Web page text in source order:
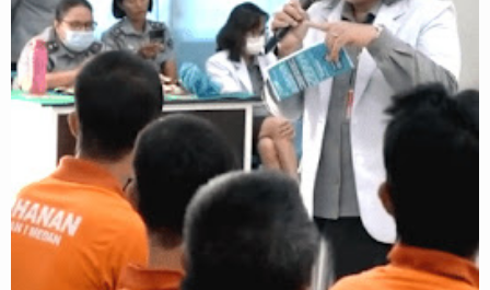
EDUKASI
ADVETORIAL
REDAKSI